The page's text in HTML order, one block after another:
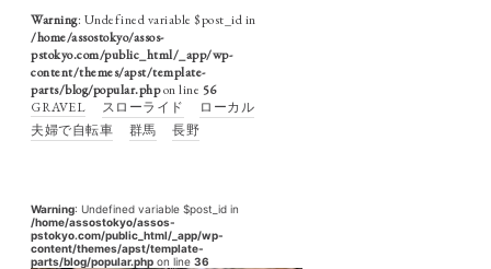
Warning: Undefined variable $post_id in
/home/assostokyo/assos-
pstokyo.com/public_html/_app/wp-
content/themes/apst/template-
parts/blog/popular.phpon line 56
GRAVEL
スローライド
ローカル
夫婦で自転車
群馬 長野
Warning: Undefined variable $post_id in
/home/assostokyo/assos-
pstokyo.com/public_html/_app/wp-
content/themes/apst/template-
parts/blog/popular.php on line 36